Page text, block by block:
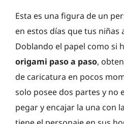
Esta es una figura de un
en estos días que tus niñas
Doblando el papel como si
origami paso a paso,
de caricatura en pocos
solo posee dos partes y no
pegar y encajar la una con